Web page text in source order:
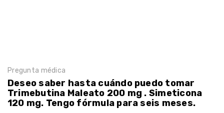
Pregunta médica
Deseo saber hasta cuándo puedo tomar
Trimebutina Maleato 200 mg . Simeticona
120 mg. Tengo fórmula para seis meses.